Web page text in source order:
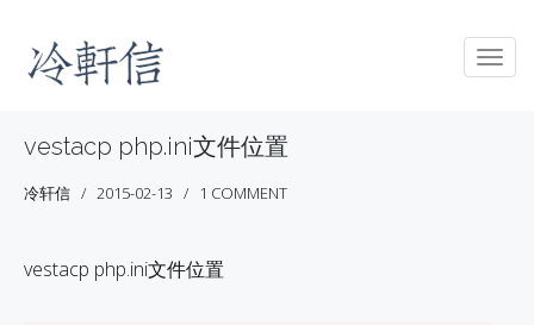
vestacp php.ini文件位置
冷轩信 2015-02-13 1 COMMENT
vestacp php.ini文件位置